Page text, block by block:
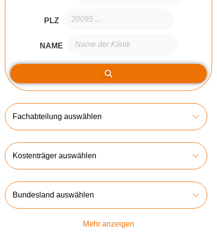
PLZ
NAME
Fachabteilung auswählen
Kostenträger auswählen
Bundesland auswählen
Mehr anzeigen